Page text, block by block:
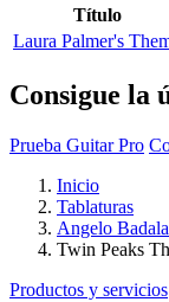
Título
Laura Palmer's
Consigue la
Prueba Guitar Pro
Inicio
Tablaturas
Angelo
Twin Peaks
Productos y servicios